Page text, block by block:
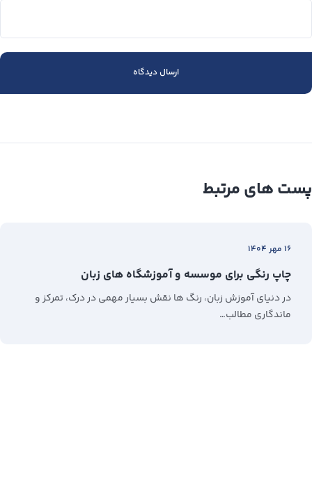
پست های مرتبط
۱۶ مهر ۱۴۰۴
چاپ رنگی برای موسسه و آموزشگاه های زبان
در دنیای آموزش زبان، رنگ‌ ها نقش بسیار مهمی در درک، تمرکز و
ماندگاری مطالب…